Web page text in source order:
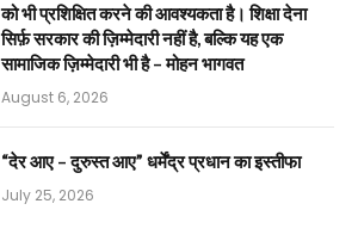
को भी प्रशिक्षित करने की आवश्यकता है। शिक्षा देना
सिर्फ़ सरकार की ज़िम्मेदारी नहीं है, बल्कि यह एक
सामाजिक ज़िम्मेदारी भी है – मोहन भागवत
August 6, 2026
“देर आए – दुरुस्त आए” धर्मेंद्र प्रधान का इस्तीफा
July 25, 2026